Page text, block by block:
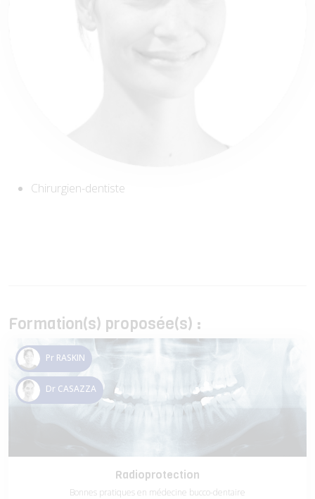
Chirurgien-dentiste
Formation(s) proposée(s) :
Pr RASKIN
Dr CASAZZA
Radioprotection
Bonnes pratiques en médecine bucco-dentaire